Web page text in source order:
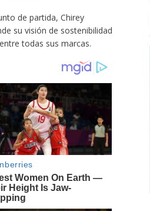
de partida, Chirey
su visión de sostenibilidad
todas sus marcas.